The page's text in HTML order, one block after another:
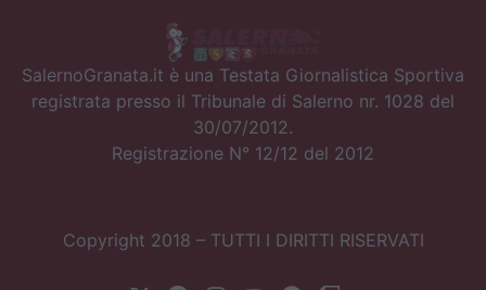
SalernoGranata.it è una Testata Giornalistica Sportiva
registrata presso il Tribunale di Salerno nr. 1028 del
30/07/2012.
Registrazione N° 12/12 del 2012
Copyright 2018 – TUTTI I DIRITTI RISERVATI